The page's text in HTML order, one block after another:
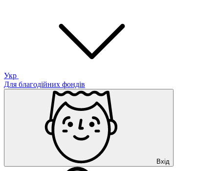
Укр
Для благодійних фондів
Вхід